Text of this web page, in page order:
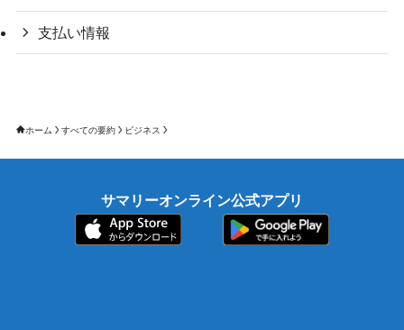
支払い情報
ホーム すべての要約 ビジネス
サマリーオンライン公式アプリ